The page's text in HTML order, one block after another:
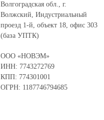
Волгоградская обл., г.
Волжский, Индустриальный
проезд 1-й, объект 18, офис 303
(база УПТК)
ООО «НОВЭМ»
ИНН: 7743272769
КПП: 774301001
ОГРН: 1187746794685